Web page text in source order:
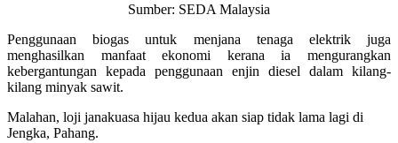
Sumber: SEDA Malaysia
Penggunaan biogas untuk menjana tenaga elektrik juga
menghasilkan manfaat ekonomi kerana ia mengurangkan
kebergantungan kepada penggunaan enjin diesel dalam kilang-
kilang minyak sawit.
Malahan, loji janakuasa hijau kedua akan siap tidak lama lagi di
Jengka, Pahang.